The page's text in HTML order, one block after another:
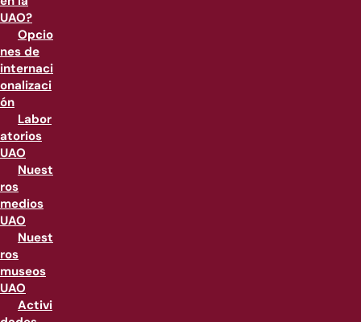
UAO?
Opcio
nes de
internaci
onalizaci
ón
Labor
atorios
UAO
Nuest
ros
medios
UAO
Nuest
ros
museos
UAO
Activi